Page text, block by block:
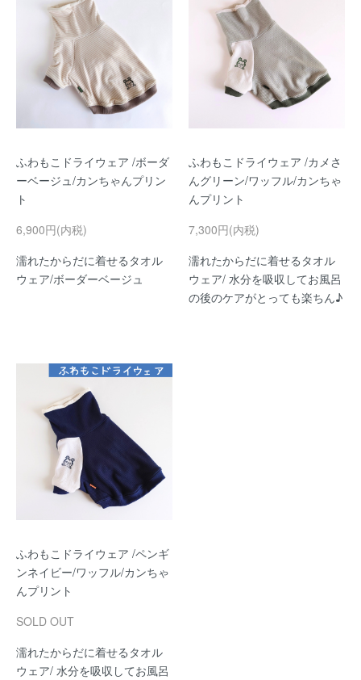
ふわもこドライウェア /ボーダ
ーベージュ/カンちゃんプリン
ト
6,900円(内税)
濡れたからだに着せるタオル
ウェア/ボーダーベージュ
ふわもこドライウェア /カメさ
んグリーン/ワッフル/カンちゃ
んプリント
7,300円(内税)
濡れたからだに着せるタオル
ウェア/ 水分を吸収してお風呂
の後のケアがとっても楽ちん♪
ふわもこドライウェア /ペンギ
ンネイビー/ワッフル/カンちゃ
んプリント
SOLD OUT
濡れたからだに着せるタオル
ウェア/ 水分を吸収してお風呂